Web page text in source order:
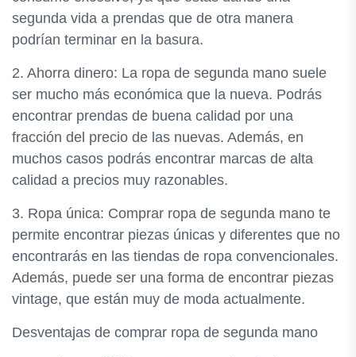
segunda vida a prendas que de otra manera
podrían terminar en la basura.
2. Ahorra dinero: La ropa de segunda mano suele
ser mucho más económica que la nueva. Podrás
encontrar prendas de buena calidad por una
fracción del precio de las nuevas. Además, en
muchos casos podrás encontrar marcas de alta
calidad a precios muy razonables.
3. Ropa única: Comprar ropa de segunda mano te
permite encontrar piezas únicas y diferentes que no
encontrarás en las tiendas de ropa convencionales.
Además, puede ser una forma de encontrar piezas
vintage, que están muy de moda actualmente.
Desventajas de comprar ropa de segunda mano